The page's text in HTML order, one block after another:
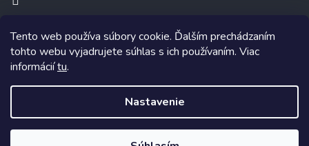
Tento web používa súbory cookie. Ďalším prechádzaním
tohto webu vyjadrujete súhlas s ich používaním. Viac
informáciítu.
Nastavenie
Copyright 2026AMONIT.sk. Všetky práva vyhradené.